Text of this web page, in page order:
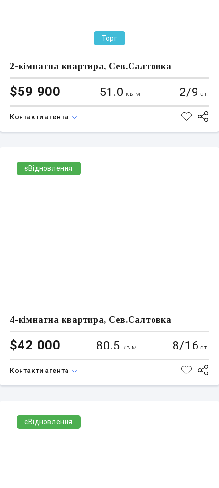
Торг
2-кімнатна квартира, Сев.Салтовка
$59 900 51.0 кв.м 2/9 эт.
Контакти агента
єВідновлення
4-кімнатна квартира, Сев.Салтовка
$42 000 80.5 кв.м 8/16 эт.
Контакти агента
єВідновлення